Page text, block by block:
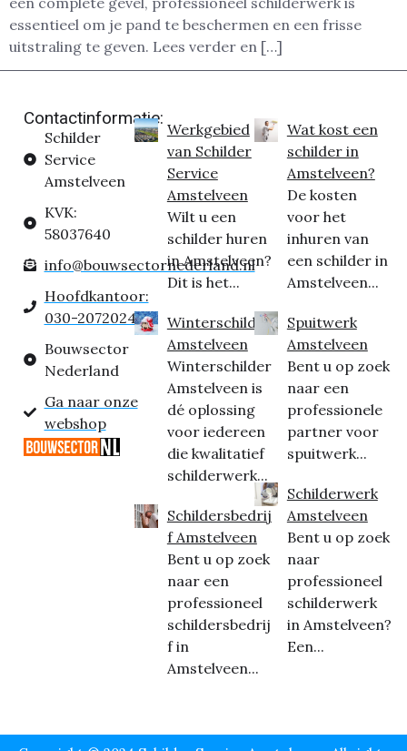
essentieel om je pand te beschermen en een frisse
uitstraling te geven. Lees verder en […]
Contactinformatie:
Schilder
Service
Amstelveen
KVK:
58037640
info@bouwsectornederland.nl
Hoofdkantoor:
030-2072024
Bouwsector
Nederland
Ga naar onze
webshop
Werkgebied
van Schilder
Service
Amstelveen
Wilt u een
schilder huren
in Amstelveen?
Dit is het...
Winterschilder
Amstelveen
Winterschilder
Amstelveen is
dé oplossing
voor iedereen
die kwalitatief
schilderwerk...
Schildersbedrij
f Amstelveen
Bent u op zoek
naar een
professioneel
schildersbedrij
f in
Amstelveen...
Wat kost een
schilder in
Amstelveen?
De kosten
voor het
inhuren van
een schilder in
Amstelveen...
Spuitwerk
Amstelveen
Bent u op zoek
naar een
professionele
partner voor
spuitwerk...
Schilderwerk
Amstelveen
Bent u op zoek
naar
professioneel
schilderwerk
in Amstelveen?
Een...